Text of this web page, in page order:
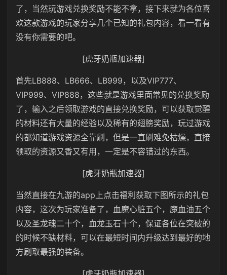
了，当然玩游戏兑换奖励不能不拿，接下来就为各位喜
欢这款游戏的玩家分享几个已知的礼包内容，看一看有
没有你需要的吧。
[虎牙奶瓶加速器]
首先LB888、LB666、LB999，以及VIP777、
VIP999、VIP888，这些就是游戏里面常见的兑换奖励
了，输入之后领取游戏的直接兑换奖励，可以获取觉醒
的材料还有大量的经验以及稀有的翅膀奖励，玩过游戏
的都知道游戏资源全靠刷，但是一直刷难免枯燥，直接
领取的资源又香又有用，一定是不容错过的东西。
[虎牙奶瓶加速器]
当然直接在九游的app上点击福利获取下图所示的礼包
内容，这次为玩家准备了，血魔心脏五个，魔血油五个
以及圣龙魂二十个，血龙玉石十个，保证各位在突破的
的时候不缺材料，可以在最短时间内升级达到最好的地
方刷取最强的装备。